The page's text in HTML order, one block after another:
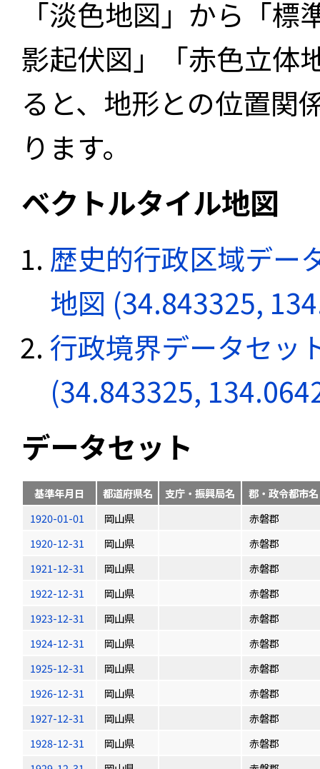
「淡色地図」から「
影起伏図」「赤色立体
ると、地形との位置関
ります。
ベクトルタイル地図
歴史的行政区域デー
地図 (34.843325,
行政境界データセッ
(34.843325,
データセット
基準年月日 都道府県名 支庁・振興局名
郡・政令都市名
1920-01-01
岡山県
赤磐郡
1920-12-31
岡山県
赤磐郡
1921-12-31
岡山県
赤磐郡
1922-12-31
岡山県
赤磐郡
1923-12-31
岡山県
赤磐郡
1924-12-31
岡山県
赤磐郡
1925-12-31
岡山県
赤磐郡
1926-12-31
岡山県
赤磐郡
1927-12-31
岡山県
赤磐郡
1928-12-31
岡山県
赤磐郡